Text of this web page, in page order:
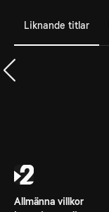
Liknande titlar
Allmänna villkor